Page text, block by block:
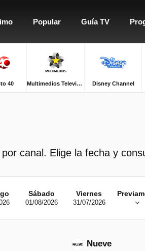
Popular Guía TV
40 Multimedios Televisión Disney Channel
canal. Elige la fecha y
Sábado
01/08/2026
Viernes
31/07/2026
Nueve